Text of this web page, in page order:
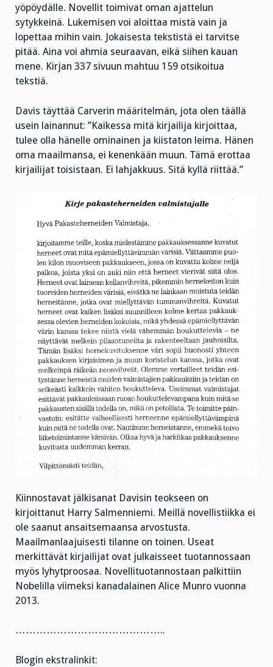
yöpöydälle. Novellit toimivat oman ajattelun
sytykkeinä. Lukemisen voi aloittaa mistä vain ja
lopettaa mihin vain. Jokaisesta tekstistä ei tarvitse
pitää. Aina voi ahmia seuraavan, eikä siihen kauan
mene. Kirjan 337 sivuun mahtuu 159 otsikoitua
tekstiä.
Davis täyttää Carverin määritelmän, jota olen täällä
usein lainannut: ”Kaikessa mitä kirjailija kirjoittaa,
tulee olla hänelle ominainen ja kiistaton leima. Hänen
oma maailmansa, ei kenenkään muun. Tämä erottaa
kirjailijat toisistaan. Ei lahjakkuus. Sitä kyllä riittää.”
Kiinnostavat jälkisanat Davisin teokseen on
kirjoittanut Harry Salmenniemi. Meillä novellistiikka ei
ole saanut ansaitsemaansa arvostusta.
Maailmanlaajuisesti tilanne on toinen. Useat
merkittävät kirjailijat ovat julkaisseet tuotannossaan
myös lyhytproosaa. Novellituotannostaan palkittiin
Nobelilla viimeksi kanadalainen Alice Munro vuonna
2013.
……………………………………..
Blogin ekstralinkit: